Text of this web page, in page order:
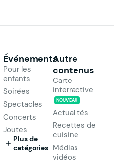
Événements
Pour les
enfants
Soirées
Spectacles
Concerts
Joutes
Plus de
catégories
Autre
contenus
Carte
interractive
NOUVEAU
Actualités
Recettes de
cuisine
Médias
vidéos